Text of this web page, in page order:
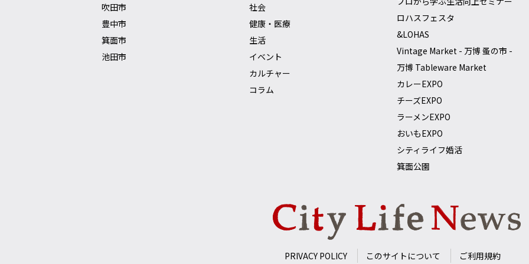
吹田市
豊中市
箕面市
池田市
社会
健康・医療
生活
イベント
カルチャー
コラム
ロハスフェスタ
&LOHAS
Vintage Market - 万博 蚤の市 -
万博 Tableware Market
カレーEXPO
チーズEXPO
ラーメンEXPO
おいもEXPO
シティライフ婚活
箕面公園
PRIVACY POLICY このサイトについて ご利用規約